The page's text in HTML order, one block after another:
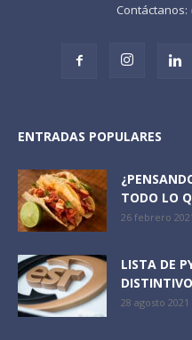
Contáctanos:
ENTRADAS POPULARES
TODO LO
26 febrero
LISTA DE
28 agosto 2021